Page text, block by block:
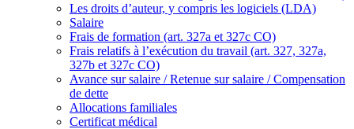
Les droits d’auteur, y compris les logiciels (LDA)
Salaire
Frais de formation (art. 327a et 327c CO)
Frais relatifs à l’exécution du travail (art. 327, 327a,
327b et 327c CO)
Avance sur salaire / Retenue sur salaire / Compensation
de dette
Allocations familiales
Certificat médical